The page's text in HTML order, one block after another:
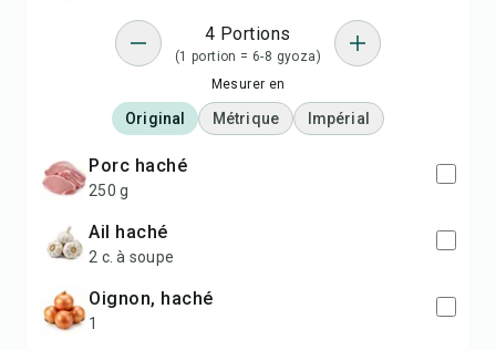
4 Portions
(1 portion = 6-8 gyoza)
Mesurer en
Original Métrique Impérial
porc haché
250 g
ail haché
2 c. à soupe
oignon, haché
1